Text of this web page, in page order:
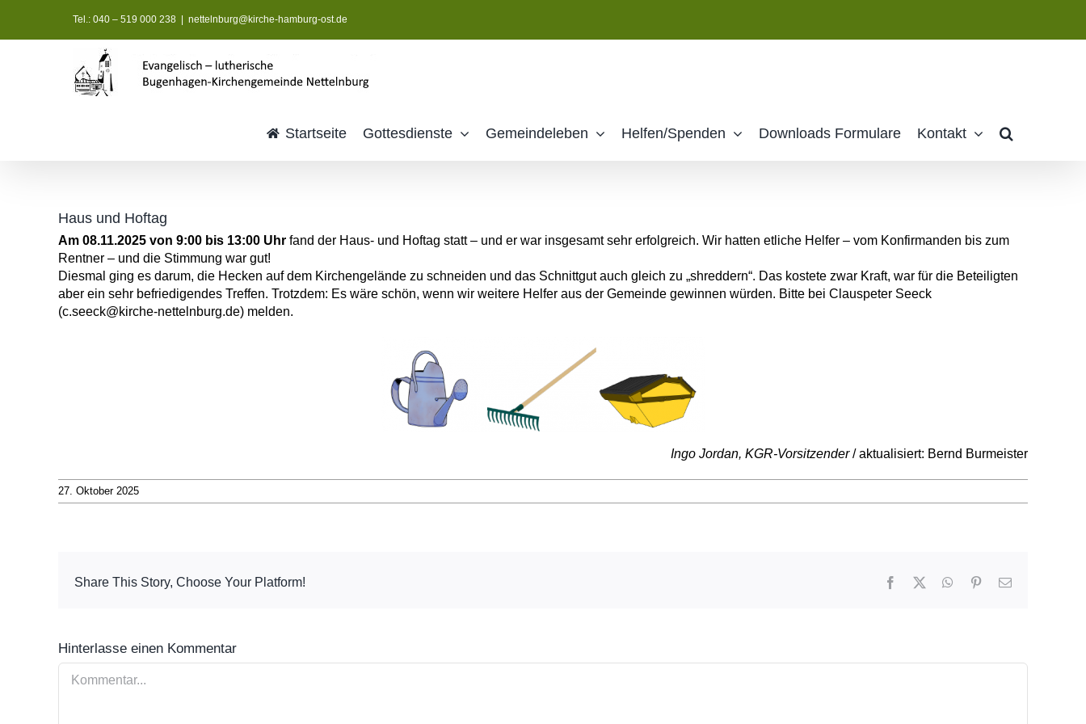
springen
Tel.: 040 – 519 000 238 nettelnburg@kirche-hamburg-ost.de
Startseite Gottesdienste Gemeindeleben Helfen/Spenden Downloads Formulare Kontakt
Haus und Hoftag
Am 08.11.2025 von 9:00 bis 13:00 Uhr fand der Haus- und Hoftag statt – und er war insgesamt sehr erfolgreich. Wir hatten etliche Helfer – vom Konfirmanden bis zum
Rentner – und die Stimmung war gut!
Diesmal ging es darum, die Hecken auf dem Kirchengelände zu schneiden und das Schnittgut auch gleich zu „shreddern“. Das kostete zwar Kraft, war für die Beteiligten
aber ein sehr befriedigendes Treffen. Trotzdem: Es wäre schön, wenn wir weitere Helfer aus der Gemeinde gewinnen würden. Bitte bei Clauspeter Seeck
(c.seeck@kirche-nettelnburg.de) melden.
Ingo Jordan, KGR-Vorsitzender/ aktualisiert: Bernd Burmeister
27. Oktober 2025
Share This Story, Choose Your Platform! Facebook WhatsApp
Pinterest
E-
Hinterlasse einen Kommentar